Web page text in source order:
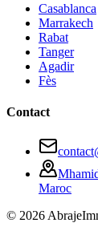
Casablanca
Marrakech
Rabat
Tanger
Agadir
Fès
Contact
Maroc
© 2026